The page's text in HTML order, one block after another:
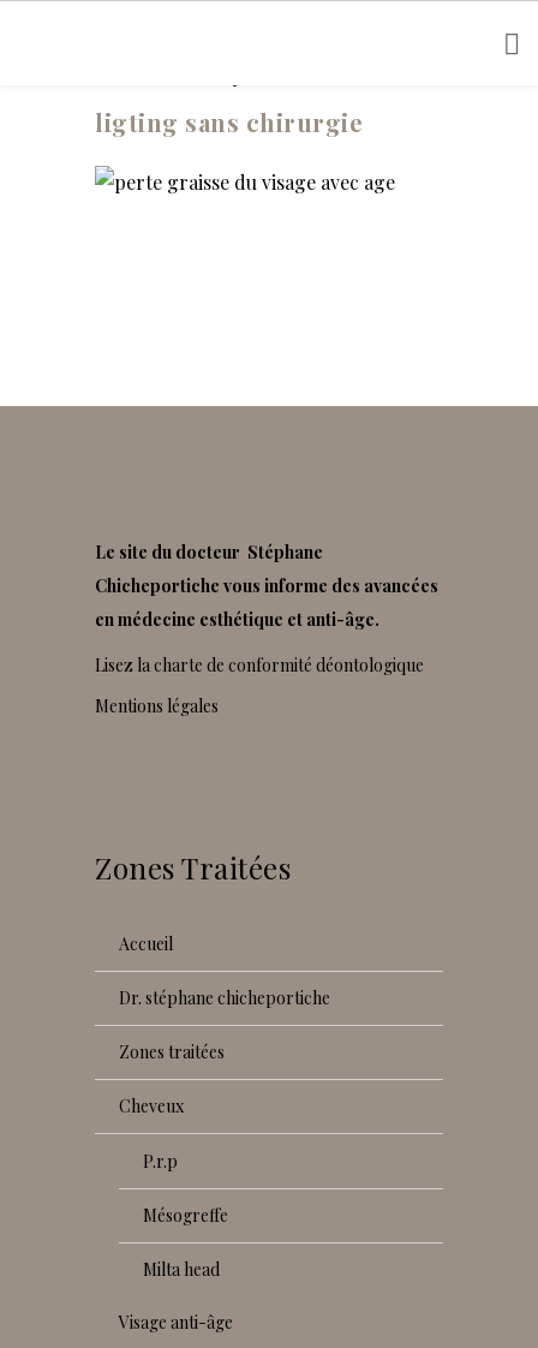
ligting sans chirurgie
Le site du docteur Stéphane
Chicheportiche vous informe des avancées
en médecine esthétique et anti-âge.
Lisez la charte de conformité déontologique
Mentions légales
Zones Traitées
accueil
dr. stéphane chicheportiche
zones traitées
cheveux
p.r.p
mésogreffe
milta head
visage anti-âge